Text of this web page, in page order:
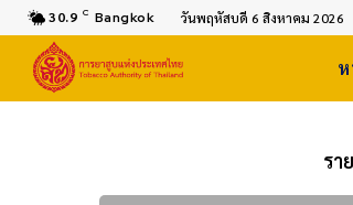
30.9 C Bangkok วันพฤหัสบดี 6 สิงหาคม 2026
รา